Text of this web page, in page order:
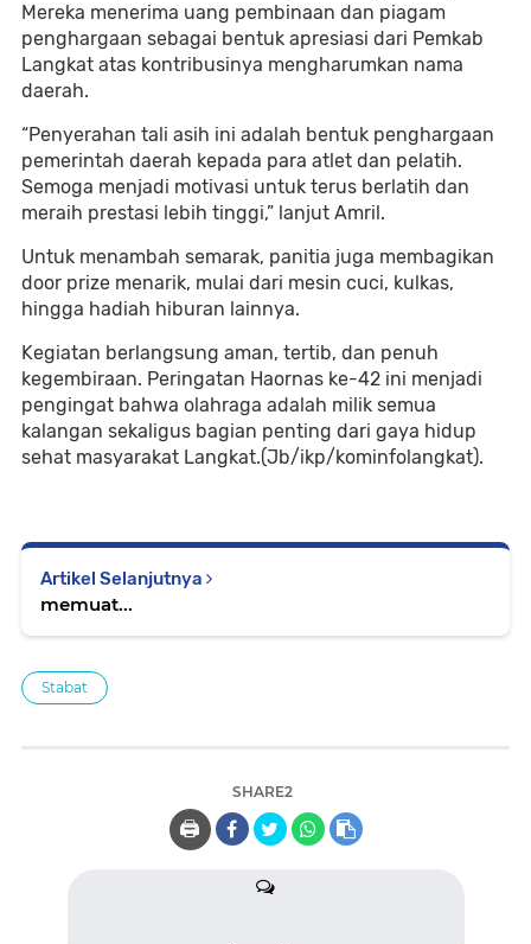
Mereka menerima uang pembinaan dan piagam
penghargaan sebagai bentuk apresiasi dari Pemkab
Langkat atas kontribusinya mengharumkan nama
daerah.
“Penyerahan tali asih ini adalah bentuk penghargaan
pemerintah daerah kepada para atlet dan pelatih.
Semoga menjadi motivasi untuk terus berlatih dan
meraih prestasi lebih tinggi,” lanjut Amril.
Untuk menambah semarak, panitia juga membagikan
door prize menarik, mulai dari mesin cuci, kulkas,
hingga hadiah hiburan lainnya.
Kegiatan berlangsung aman, tertib, dan penuh
kegembiraan. Peringatan Haornas ke-42 ini menjadi
pengingat bahwa olahraga adalah milik semua
kalangan sekaligus bagian penting dari gaya hidup
sehat masyarakat Langkat.(Jb/ikp/kominfolangkat).
Artikel Selanjutnya
memuat...
Stabat
SHARE2
🖨️